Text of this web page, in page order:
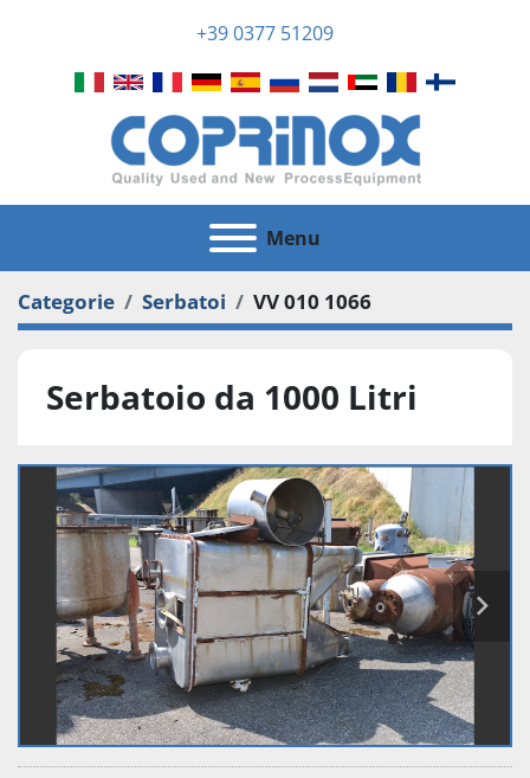
+39 0377 51209
Menu
Categorie Serbatoi VV 010 1066
Serbatoio da 1000 Litri